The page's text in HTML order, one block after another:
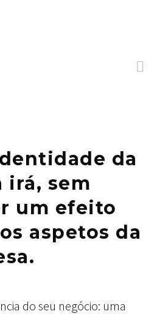

da
irá, sem
um efeito
aspetos da
do seu negócio: uma